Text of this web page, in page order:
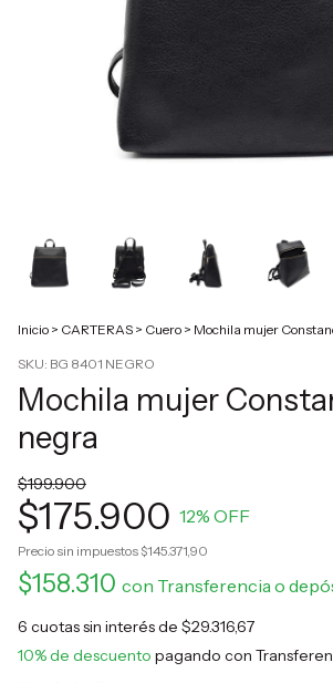
Inicio > CARTERAS > Cuero > Mochila mujer
SKU: BG 8401 NEGRO
Mochila mujer
negra
$199.900
$175.900 12% OFF
Precio sin impuestos$145.371,90
$158.310 con Transferencia o
6 cuotas sin interés de $29.316,67
10% de descuento pagando con